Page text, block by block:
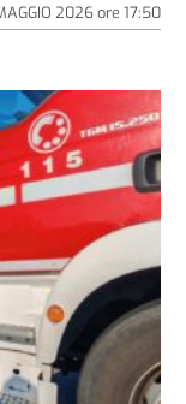
2026ore 17:50